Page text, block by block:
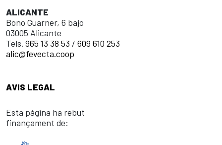
ALICANTE
Bono Guarner, 6 bajo
03005 Alicante
Tels. 965 13 38 53 / 609 610 253
alic@fevecta.coop
AVIS LEGAL
Esta pàgina ha rebut
finançament de: